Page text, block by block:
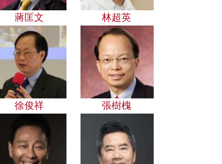
蔣匡文 林超英
徐俊祥 張樹槐